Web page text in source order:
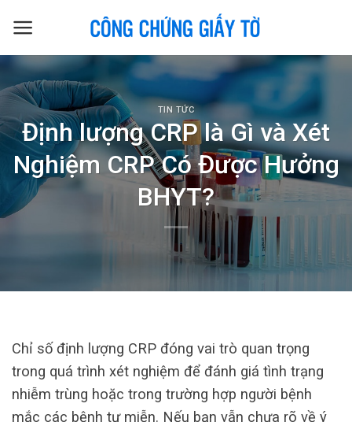
TIN TỨC
Định lượng CRP là Gì và Xét
Nghiệm CRP Có Được Hưởng
BHYT?
Chỉ số định lượng CRP đóng vai trò quan trọng
trong quá trình xét nghiệm để đánh giá tình trạng
nhiễm trùng hoặc trong trường hợp người bệnh
mắc các bệnh tự miễn. Nếu bạn vẫn chưa rõ về ý